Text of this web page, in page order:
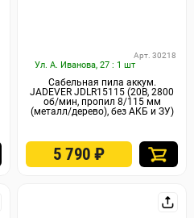
Ул. А. Иванова, 27 : 1 шт
Арт. 30218
Сабельная пила аккум.
JADEVER JDLR15115 (20В, 2800
об/мин, пропил 8/115 мм
(металл/дерево), без АКБ и ЗУ)
5 790₽